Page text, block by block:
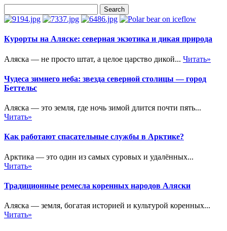
Курорты на Аляске: северная экзотика и дикая природа
Аляска — не просто штат, а целое царство дикой... Читать»
Чудеса зимнего неба: звезда северной столицы — город
Беттельс
Аляска — это земля, где ночь зимой длится почти пять...
Читать»
Как работают спасательные службы в Арктике?
Арктика — это один из самых суровых и удалённых...
Читать»
Традиционные ремесла коренных народов Аляски
Аляска — земля, богатая историей и культурой коренных...
Читать»